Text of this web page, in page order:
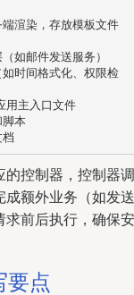
，存放模板文件
件发送服务）
格式化、权限检
入口文件
本
的控制器，控制器调
成额外业务（如发送
求前后执行，确保安
要点